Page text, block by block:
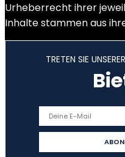
Urheberrecht ihrer
Inhalte stammen aus
TRETEN SIE